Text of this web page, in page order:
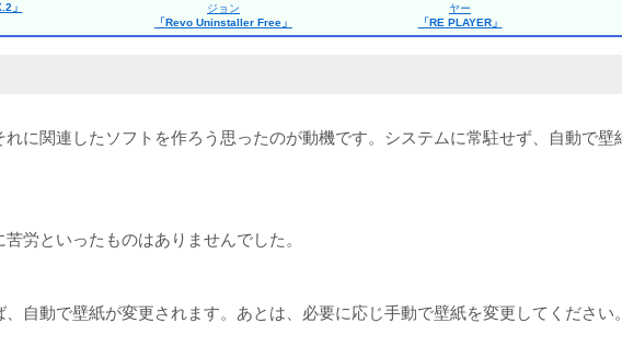
」
ジョン
「Revo Uninstaller Free」
ヤー
「RE PLAYER」
に関連したソフトを作ろう思ったのが動機です。システムに常駐せず、自動で壁
労といったものはありませんでした。
自動で壁紙が変更されます。あとは、必要に応じ手動で壁紙を変更してください。